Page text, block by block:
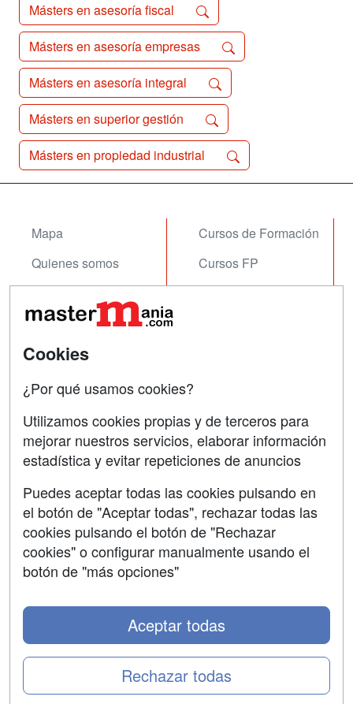
Másters en asesoría fiscal
Másters en asesoría empresas
Másters en asesoría integral
Másters en superior gestión
Másters en propiedad industrial
Mapa
Quienes somos
Acceso Usuarios
Acceso Centros
Cursos de Formación
Cursos FP
Contactar
Confidencialidad
Copyleft
SÍGUENOS EN:
Cookies
¿Por qué usamos cookies?
Utilizamos cookies propias y de terceros para
mejorar nuestros servicios, elaborar información
estadística y evitar repeticiones de anuncios
Puedes aceptar todas las cookies pulsando en
el botón de "Aceptar todas", rechazar todas las
cookies pulsando el botón de "Rechazar
cookies" o configurar manualmente usando el
botón de "más opciones"
Rechazar todas
Aceptar todas